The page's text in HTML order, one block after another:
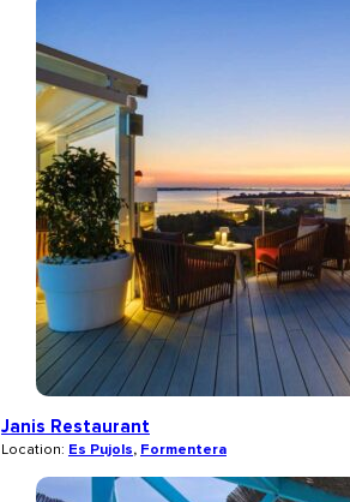
Janis Restaurant
Location: Es Pujols, Formentera